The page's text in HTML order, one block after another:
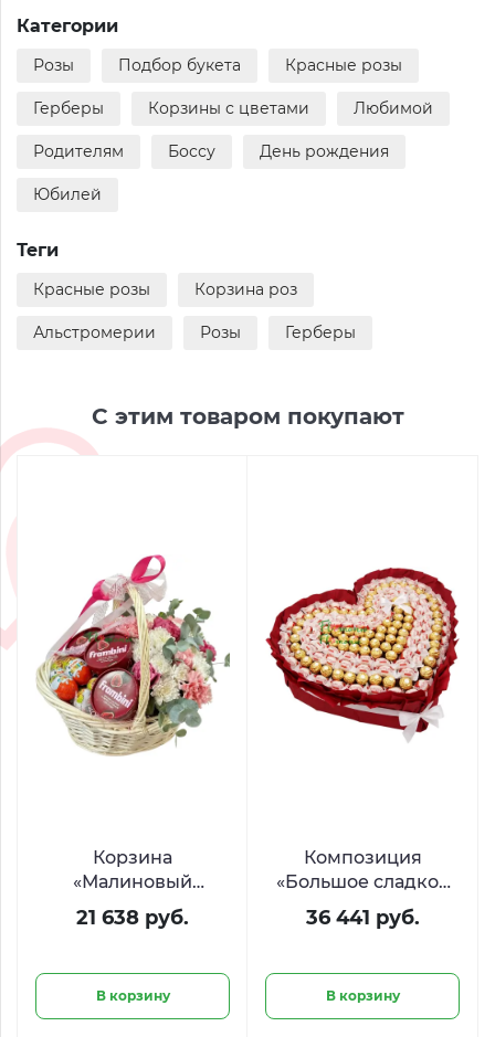
Категории
Розы Подбор букета Красные розы
Герберы Корзины с цветами Любимой
Родителям Боссу День рождения
Юбилей
Теги
Красные розы Корзина роз
Альстромерии Розы Герберы
С этим товаром покупают
Корзина
«Малиновый
рассвет» с цветами,
Киндер Сюрприз и
21 638 руб.
В корзину
Композиция
«Большое сладкое
сердце» из Raffaello
и Ferrero
36 441 руб.
В корзину